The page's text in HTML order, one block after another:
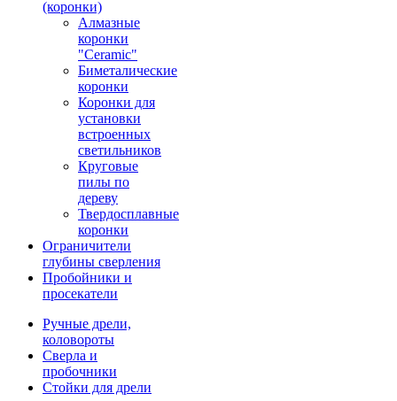
(коронки)
Алмазные
коронки
"Ceramic"
Биметалические
коронки
Коронки для
установки
встроенных
светильников
Круговые
пилы по
дереву
Твердосплавные
коронки
Ограничители
глубины сверления
Пробойники и
просекатели
Ручные дрели,
коловороты
Сверла и
пробочники
Стойки для дрели